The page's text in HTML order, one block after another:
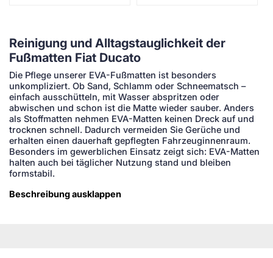
Reinigung und Alltagstauglichkeit der
Fußmatten Fiat Ducato
Die Pflege unserer EVA-Fußmatten ist besonders
unkompliziert. Ob Sand, Schlamm oder Schneematsch –
einfach ausschütteln, mit Wasser abspritzen oder
abwischen und schon ist die Matte wieder sauber. Anders
als Stoffmatten nehmen EVA-Matten keinen Dreck auf und
trocknen schnell. Dadurch vermeiden Sie Gerüche und
erhalten einen dauerhaft gepflegten Fahrzeuginnenraum.
Besonders im gewerblichen Einsatz zeigt sich: EVA-Matten
halten auch bei täglicher Nutzung stand und bleiben
formstabil.
Beschreibung ausklappen